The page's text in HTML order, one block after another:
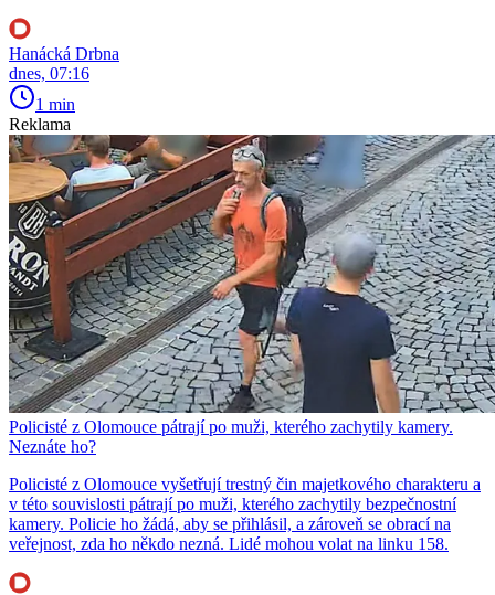
Hanácká Drbna
dnes, 07:16
1 min
Reklama
Policisté z Olomouce pátrají po muži, kterého zachytily kamery.
Neznáte ho?
Policisté z Olomouce vyšetřují trestný čin majetkového charakteru a
v této souvislosti pátrají po muži, kterého zachytily bezpečnostní
kamery. Policie ho žádá, aby se přihlásil, a zároveň se obrací na
veřejnost, zda ho někdo nezná. Lidé mohou volat na linku 158.